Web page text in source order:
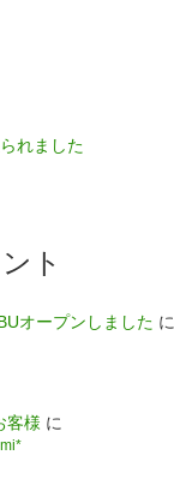
れました
ト
オープンしました に
客様 に